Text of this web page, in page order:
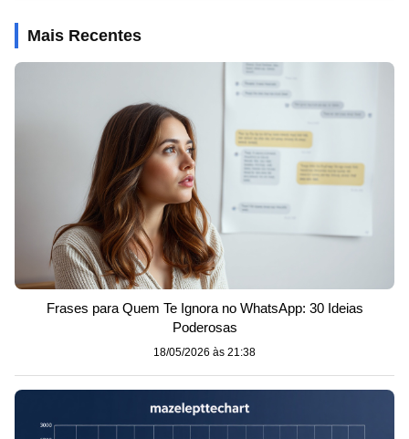
Mais Recentes
Frases para Quem Te Ignora no WhatsApp: 30 Ideias
Poderosas
18/05/2026 às 21:38